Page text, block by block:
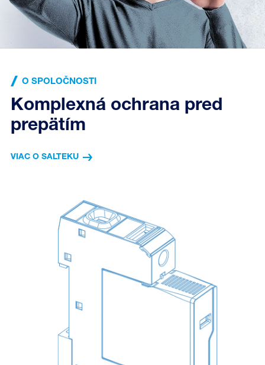
O SPOLOČNOSTI
Komplexná ochrana pred
prepätím
VIAC O SALTEKU